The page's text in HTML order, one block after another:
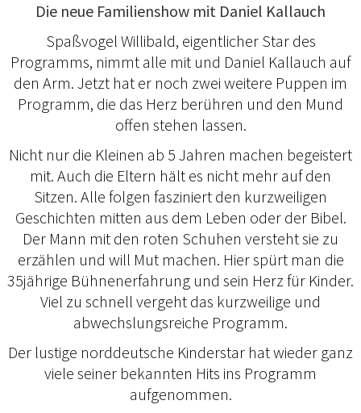
Die neue Familienshow mit Daniel Kallauch
Spaßvogel Willibald, eigentlicher Star des
Programms, nimmt alle mit und Daniel Kallauch auf
den Arm. Jetzt hat er noch zwei weitere Puppen im
Programm, die das Herz berühren und den Mund
offen stehen lassen.
Nicht nur die Kleinen ab 5 Jahren machen begeistert
mit. Auch die Eltern hält es nicht mehr auf den
Sitzen. Alle folgen fasziniert den kurzweiligen
Geschichten mitten aus dem Leben oder der Bibel.
Der Mann mit den roten Schuhen versteht sie zu
erzählen und will Mut machen. Hier spürt man die
35jährige Bühnenerfahrung und sein Herz für Kinder.
Viel zu schnell vergeht das kurzweilige und
abwechslungsreiche Programm.
Der lustige norddeutsche Kinderstar hat wieder ganz
viele seiner bekannten Hits ins Programm
aufgenommen.